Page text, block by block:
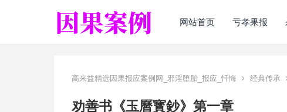
网站首页 亏孝果报
高来益精选因果报应案例网_邪淫堕胎_报应_忏悔 经典传承
劝善书《玉曆寳鈔》第一章